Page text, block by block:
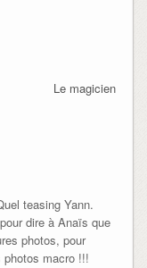
Le magicien
teasing Yann.
dire à Anaïs que
photos, pour
photos macro !!!